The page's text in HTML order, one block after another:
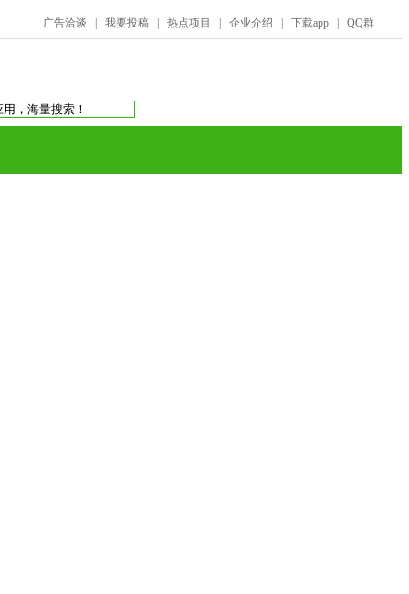
广告洽谈 我要投稿 热点项目 企业介绍 下载app QQ群